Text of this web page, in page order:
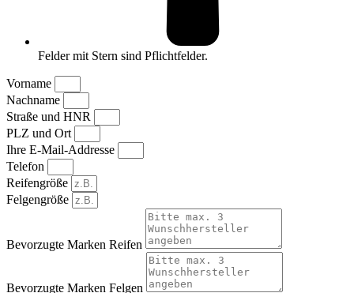
Felder mit Stern sind Pflichtfelder.
Vorname
Nachname
Straße und HNR
PLZ und Ort
Ihre E-Mail-Addresse
Telefon
Reifengröße
Felgengröße
Bevorzugte Marken Reifen
Bevorzugte Marken Felgen